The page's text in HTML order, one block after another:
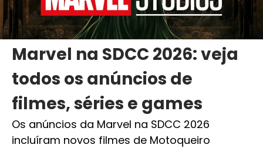
Marvel na SDCC 2026: veja
todos os anúncios de
filmes, séries e games
Os anúncios da Marvel na SDCC 2026
incluíram novos filmes de Motoqueiro